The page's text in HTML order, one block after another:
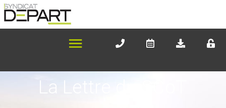
La Lettre du SCoT